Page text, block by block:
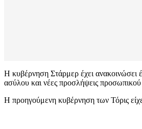
Η κυβέρνηση Στάρμερ έχει ανακοινώσει
ασύλου και νέες προσλήψεις
Η προηγούμενη κυβέρνηση των Τόρις